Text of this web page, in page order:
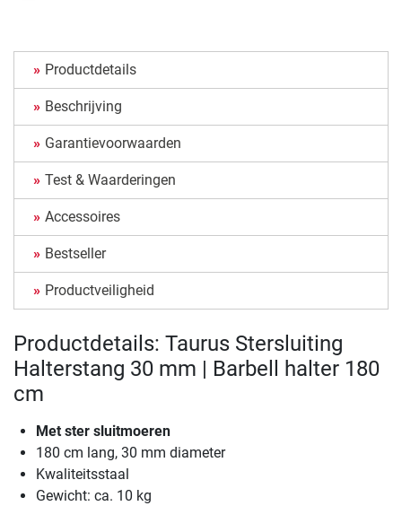
Productdetails
Beschrijving
Garantievoorwaarden
Test & Waarderingen
Accessoires
Bestseller
Productveiligheid
Productdetails: Taurus Stersluiting
Halterstang 30 mm | Barbell halter 180
cm
Met ster sluitmoeren
180 cm lang, 30 mm diameter
Kwaliteitsstaal
Gewicht: ca. 10 kg